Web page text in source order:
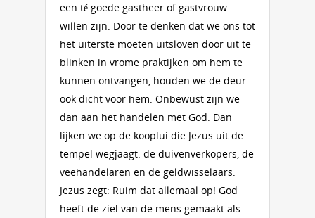
een té goede gastheer of gastvrouw
willen zijn. Door te denken dat we ons tot
het uiterste moeten uitsloven door uit te
blinken in vrome praktijken om hem te
kunnen ontvangen, houden we de deur
ook dicht voor hem. Onbewust zijn we
dan aan het handelen met God. Dan
lijken we op de kooplui die Jezus uit de
tempel wegjaagt: de duivenverkopers, de
veehandelaren en de geldwisselaars.
Jezus zegt: Ruim dat allemaal op! God
heeft de ziel van de mens gemaakt als